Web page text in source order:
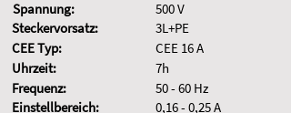
Spannung:
Steckervorsatz:
CEE Typ:
Uhrzeit:
Frequenz:
Einstellbereich:
500 V
3L+PE
CEE 16 A
7h
50 - 60 Hz
0,16 - 0,25 A